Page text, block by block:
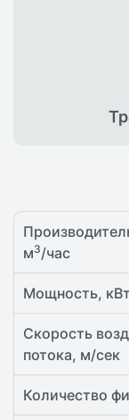
м3/час
Мощность, кВт
Скорость
потока, м/сек
Количество